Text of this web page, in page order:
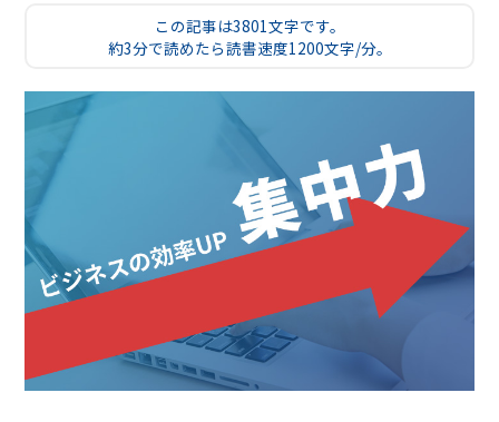
この記事は3801文字です。
約3分で読めたら読書速度1200文字/分。